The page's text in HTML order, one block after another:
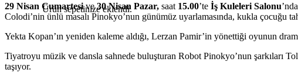
Ürünsepetinize eklendi.
29 Nisan Cumartesive30 Nisan Pazar, saat 15.00’te İş Kuleleri Salonu
Colodi’nin ünlü masalı Pinokyo’nun günümüz uyarlamasında, kukla çocuğu
Yekta Kopan’ın yeniden kaleme aldığı, Lerzan Pamir’in yönettiği oyunun
Tiyatroyu müzik ve dansla sahnede buluşturan Robot Pinokyo’nun şarkıları
taşıyor.